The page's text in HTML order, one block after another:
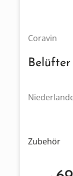
Coravin
Belüfter
Zubehör